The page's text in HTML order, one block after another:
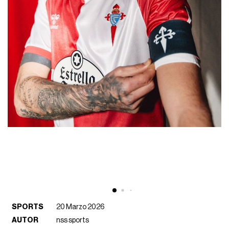
SPORTS
20 Marzo 2026
AUTOR
nss sports